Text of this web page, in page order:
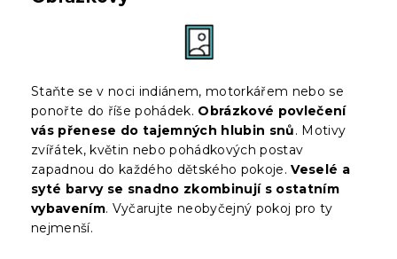
Staňte se v noci indiánem, motorkářem nebo se
ponořte do říše pohádek. Obrázkové povlečení
vás přenese do tajemných hlubin snů. Motivy
zvířátek, květin nebo pohádkových postav
zapadnou do každého dětského pokoje.Veselé a
syté barvy se snadno zkombinují s ostatním
vybavením. Vyčarujte neobyčejný pokoj pro ty
nejmenší.